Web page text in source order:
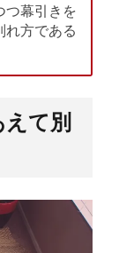
つ幕引きを
れ方である
て別